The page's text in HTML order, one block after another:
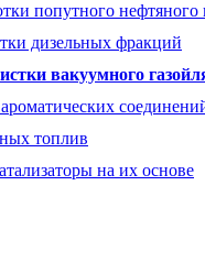
попутного
дизельных фракций
вакуумного
топлив
на их основе